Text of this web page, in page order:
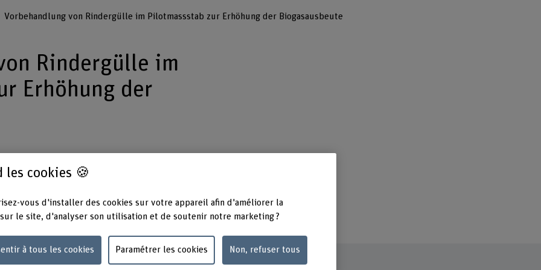
Vorbehandlung von Rindergülle im Pilotmassstab zur Erhöhung der Biogasausbeute
Rindergülle im
Erhöhung der
einer kontinuierlichen
für
in der anschliessenden
realen Bedingungen untersucht.
les cookies 🍪
vous d'installer des cookies sur votre appareil afin d'améliorer la
le site, d'analyser son utilisation et de soutenir notre marketing ?
à tous les cookies Paramétrer les cookies Non, refuser tous